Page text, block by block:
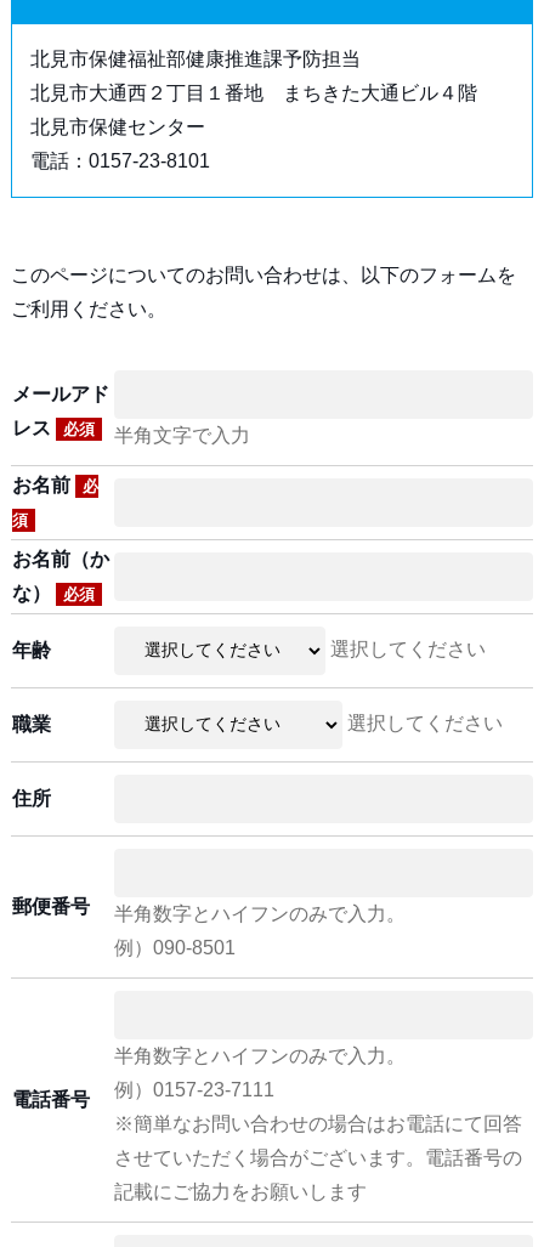
北見市保健福祉部健康推進課予防担当
北見市大通西２丁目１番地 まちきた大通ビル４階
北見市保健センター
電話：0157-23-8101
このページについてのお問い合わせは、以下のフォームを
ご利用ください。
メールアド
レス
必須 半角文字で入力
お名前
必
須
お名前（か
な）
必須
年齢 選択してください
職業 選択してください
住所
郵便番号
半角数字とハイフンのみで入力。
例）090-8501
電話番号
半角数字とハイフンのみで入力。
例）0157-23-7111
※簡単なお問い合わせの場合はお電話にて回答
させていただく場合がございます。電話番号の
記載にご協力をお願いします